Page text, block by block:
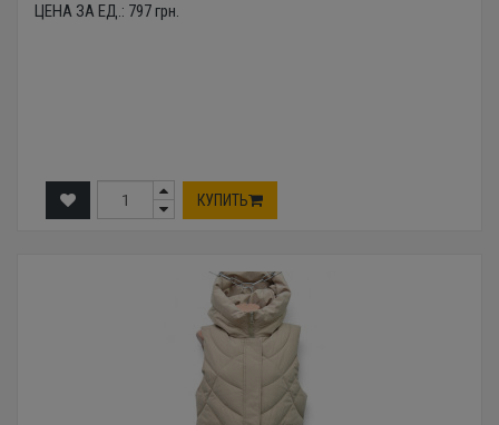
ЦЕНА ЗА ЕД.: 797грн.
КУПИТЬ